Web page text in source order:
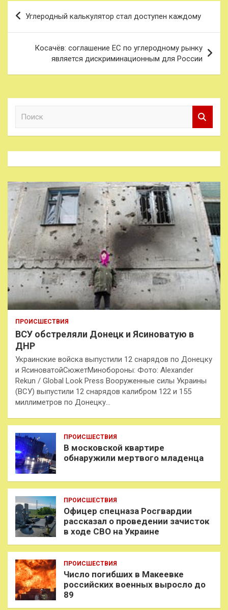
Навигация
записям
Углеродный калькулятор стал доступен каждому
Косачёв: соглашение ЕС по углеродному рынку
является дискриминационным для России
к
ПРОИСШЕСТВИЯ
ВСУ обстреляли Донецк и Ясиноватую в
ДНР
Украинские войска выпустили 12 снарядов по Донецку
и ЯсиноватойСюжетМинобороны: Фото: Alexander
Rekun / Global Look Press Вооруженные силы Украины
(ВСУ) выпустили 12 снарядов калибром 122 и 155
миллиметров по Донецку…
ПРОИСШЕСТВИЯ
В московской квартире
обнаружили мертвого младенца
ПРОИСШЕСТВИЯ
Офицер спецназа Росгвардии
рассказал о проведении зачисток
в ходе СВО на Украине
ПРОИСШЕСТВИЯ
Число погибших в Макеевке
российских военных выросло до
89